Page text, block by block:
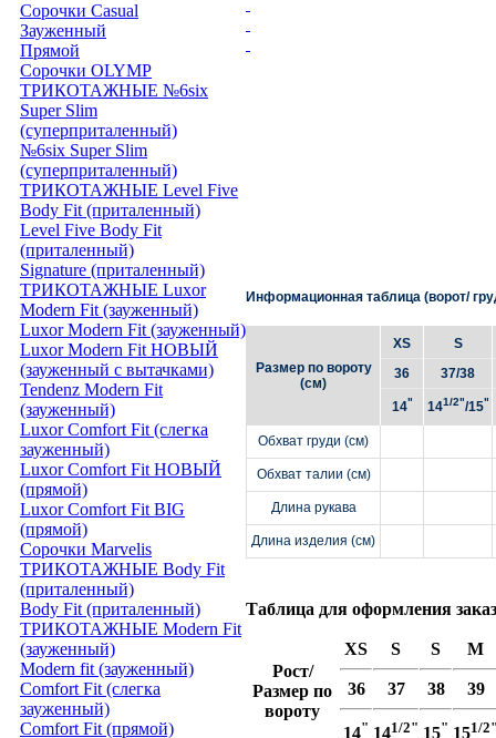
Сорочки Casual
Зауженный
Прямой
Сорочки OLYMP
ТРИКОТАЖНЫЕ №6six
Super Slim
(суперприталенный)
№6six Super Slim
(суперприталенный)
ТРИКОТАЖНЫЕ Level Five
Body Fit (приталенный)
Level Five Body Fit
(приталенный)
Signature (приталенный)
ТРИКОТАЖНЫЕ Luxor
Modern Fit (зауженный)
Luxor Modern Fit (зауженный)
Luxor Modern Fit НОВЫЙ
(зауженный с вытачками)
Tendenz Modern Fit
(зауженный)
Luxor Comfort Fit (слегка
зауженный)
Luxor Comfort Fit НОВЫЙ
(прямой)
Luxor Comfort Fit BIG
(прямой)
Сорочки Marvelis
ТРИКОТАЖНЫЕ Body Fit
(приталенный)
Body Fit (приталенный)
ТРИКОТАЖНЫЕ Modern Fit
(зауженный)
Modern fit (зауженный)
Comfort Fit (слегка
зауженный)
Comfort Fit (прямой)
Информационная таблица (ворот/
Размер по вороту
(см)
XS
36
14"
S
37/38
141/2"/15"
Обхват груди (см)
Обхват талии (см)
Длина рукава
Длина изделия (см)
Таблица для оформления
Рост/
Размер по
вороту
XS
36
14"
S
37
141/2"
S
38
15"
M
39
151/